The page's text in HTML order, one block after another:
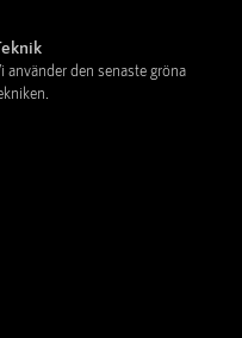
använder den senaste gröna